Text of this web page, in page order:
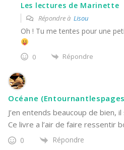
Les lectures de Marinette
Répondre à Lisou
Oh ! Tu me tentes pour une
0 Répondre
Océane
J’en entends beaucoup de bien,
Ce livre a l’air de faire ressentir
0 Répondre